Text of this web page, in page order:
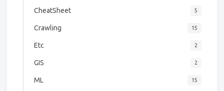
CheatSheet 5
Crawling 15
Etc 2
GIS 2
ML 15